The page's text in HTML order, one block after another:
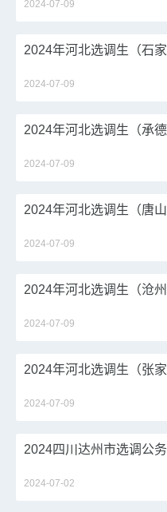
2024-07-09
2024年河北选调生（石
2024-07-09
2024年河北选调生（承
2024-07-09
2024年河北选调生（唐
2024-07-09
2024年河北选调生（沧
2024-07-09
2024年河北选调生（张
2024-07-09
2024四川达州市选调公
2024-07-02